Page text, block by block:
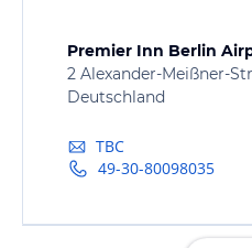
Premier Inn Berlin
2 Alexander-Meißner-
Deutschland
TBC
49-30-80098035